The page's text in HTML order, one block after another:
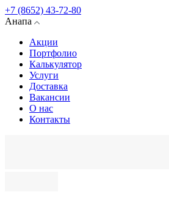
+7 (8652) 43-72-80
Анапа
Акции
Портфолио
Калькулятор
Услуги
Доставка
Вакансии
О нас
Контакты